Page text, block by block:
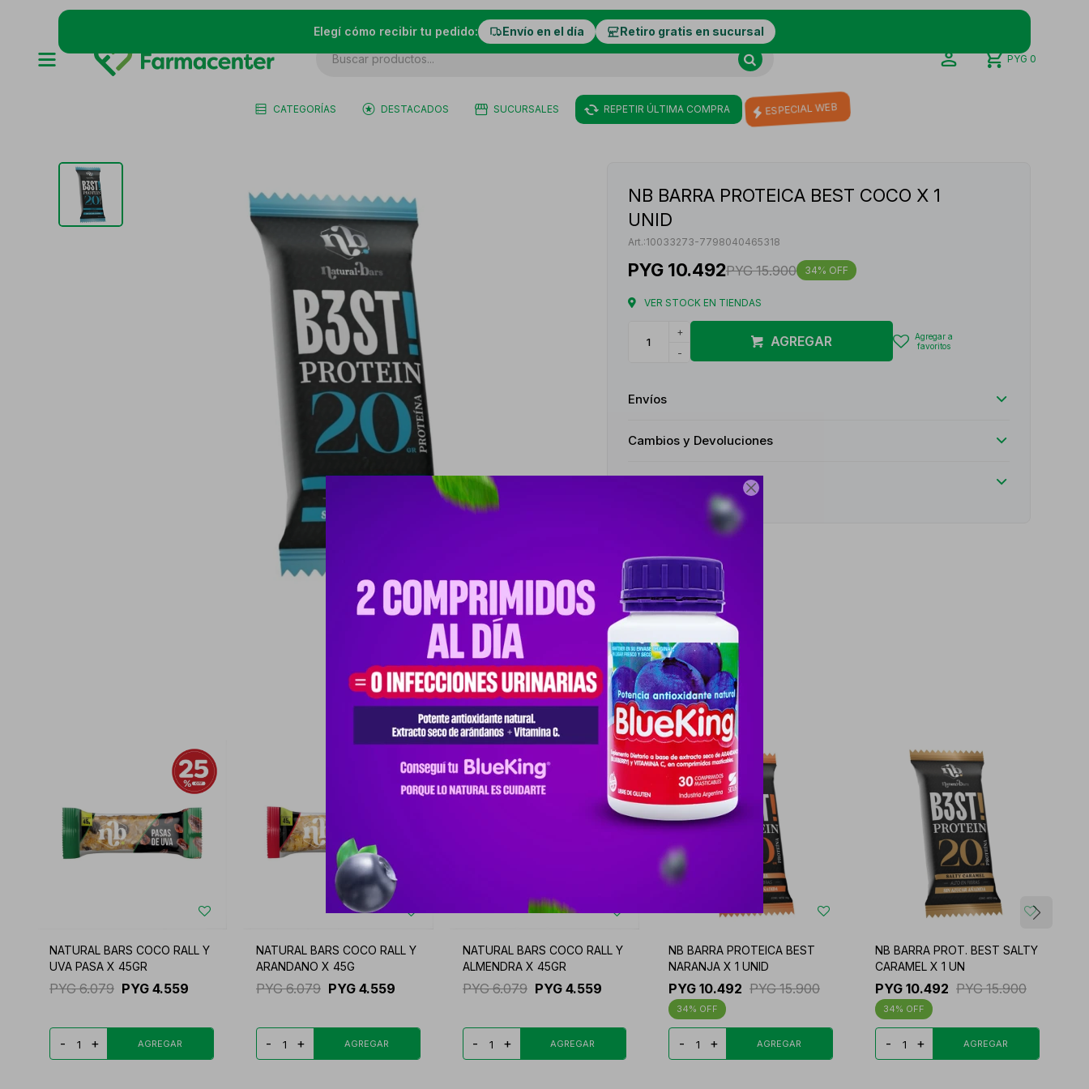

Elegí cómo recibir tu pedido: Envío en el día Retiro gratis en sucursal
CATEGORÍAS DESTACADOS SUCURSALES REPETIR ÚLTIMA COMPRA ESPECIAL WEB
PYG 0
NB BARRA PROTEICA BEST COCO X 1
UNID
10033273-7798040465318
PYG 10.492PYG 15.900 34
VER STOCK EN TIENDAS
+
-
AGREGAR
Envíos
Cambios y Devoluciones
Productos que te pueden interesar
NATURAL BARS COCO RALL Y
UVA PASA X 45GR
PYG 6.079 PYG 4.559
- +
NATURAL BARS COCO RALL Y
ARANDANO X 45G
PYG 6.079 PYG 4.559
- +
NATURAL BARS COCO RALL Y
ALMENDRA X 45GR
PYG 6.079 PYG 4.559
- +
NB BARRA PROTEICA BEST
NARANJA X 1 UNID
PYG 10.492 PYG 15.900
34
- +
NB BARRA PROT. BEST SALTY
CARAMEL X 1 UN
PYG 10.492 PYG 15.900
34
- +